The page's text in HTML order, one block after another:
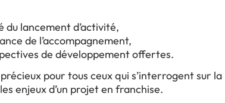
du lancement d’activité,
de l’accompagnement,
de développement offertes.
pour tous ceux qui s’interrogent sur la
enjeux d’un projet en franchise.